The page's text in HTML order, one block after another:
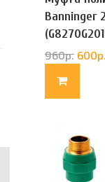
Banninger
960р. 600р.